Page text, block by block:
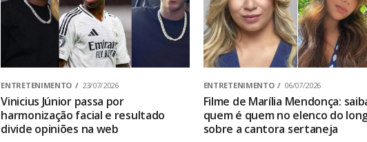
ENTRETENIMENTO 23/07/2026
Vinicius Júnior passa por
harmonização facial e resultado
divide opiniões na web
ENTRETENIMENTO 06/07/2026
Filme de Marília Mendonça:
quem é quem no elenco do
sobre a cantora sertaneja